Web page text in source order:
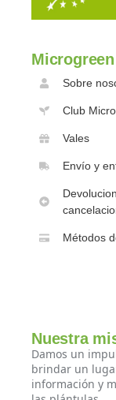
Sobre
Club
Vales
Envío y
Métodos
Nuestra
Damos un
brindar un
información y